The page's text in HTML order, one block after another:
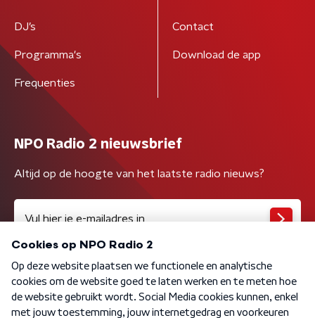
DJ’s
Programma's
Frequenties
Contact
Download de app
NPO Radio 2 nieuwsbrief
Altijd op de hoogte van het laatste radio nieuws?
Algemene voorwaarden